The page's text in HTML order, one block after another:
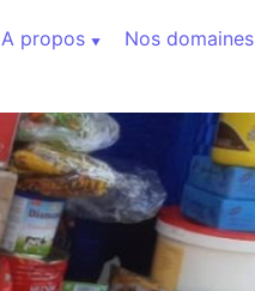
A propos Nos domaines